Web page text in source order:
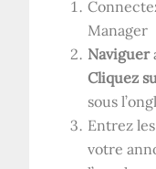
Manager
Naviguer
Cliquez
sous
Entrez
votre